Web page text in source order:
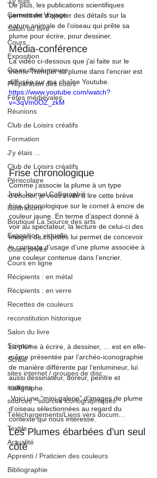
Carnets de Voyage
Salon du livre
Cours
Exposition
Cours d'enluminure
Préparation des cours
Fêtes médiévales
Réunions
Club de Loisirs créatifs
Formation
J'y étais ...
Club de Loisirs créatifs
Périscolaire
Junk Journal Calligraphié
Illustrations
Boutique La Source des arts
Exposition_virtuelle
Cours privés
Cours en ligne
Récipients : en métal
Récipients : en verre
Recettes de couleurs
reconstitution historique
Salon du livre
Science
Scribe
sites internet / groupes de disc...
sources
sources : sources iconographiques
Téléchargements/Liens vers docum...
Textile
Actualité
Apprenti / Praticien des couleurs
Bibliographie
De plus, les publications scientifiques
permettent d’ajouter des détails sur la
nature animale de l’oiseau qui prête sa
plume pour écrire, pour dessiner.
Média-conférence
La vidéo ci-dessous que j’ai faite sur le
thème Tremper sa plume dans l’encrier est
diffusée sur ma chaîne Youtube.
https://www.youtube.com/watch?
v=3qVm0OZ_zkM
Frise chronologique
Comme j’associe la plume à un type
d’encrier, je vous invite à lire cette brève
frise chronologique sur le cornet à encre de
couleur jaune. En terme d’aspect donné à
voir au spectateur, la lecture de celui-ci des
images de copistes lui permet de concevoir
le contexte d’usage d’une plume associée à
une couleur contenue dans l’encrier.
La plume à écrire, à dessiner, … est en elle-
même présentée par l’archéo-iconographie
de manière différente par l’enlumineur, lui
aussi dessinateur, doreur, peintre et
calligraphe.
Voici une “mini-galerie” d’images de plume
d’oiseau sélectionnées au regard du
contexte qui nous intéresse.
Les Plumes ébarbées d’un seul
côté